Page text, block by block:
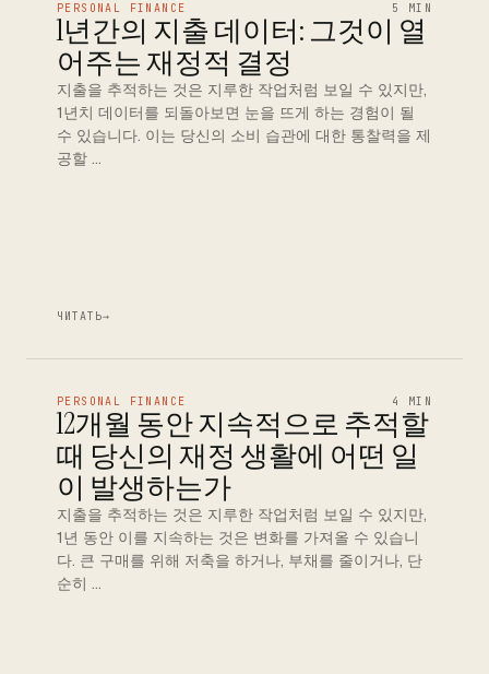
PERSONAL FINANCE 5 MIN
1년간의 지출 데이터: 그것이 열
어주는 재정적 결정
지출을 추적하는 것은 지루한 작업처럼 보일 수 있지만,
1년치 데이터를 되돌아보면 눈을 뜨게 하는 경험이 될
수 있습니다. 이는 당신의 소비 습관에 대한 통찰력을 제
공할 …
ЧИТАТЬ→
PERSONAL FINANCE 4 MIN
12개월 동안 지속적으로 추적할
때 당신의 재정 생활에 어떤 일
이 발생하는가
지출을 추적하는 것은 지루한 작업처럼 보일 수 있지만,
1년 동안 이를 지속하는 것은 변화를 가져올 수 있습니
다. 큰 구매를 위해 저축을 하거나, 부채를 줄이거나, 단
순히 …